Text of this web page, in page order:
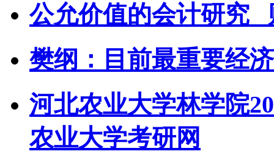
公允价值的会计研究
樊纲：目前最重要经
河北农业大学林学院
农业大学考研网